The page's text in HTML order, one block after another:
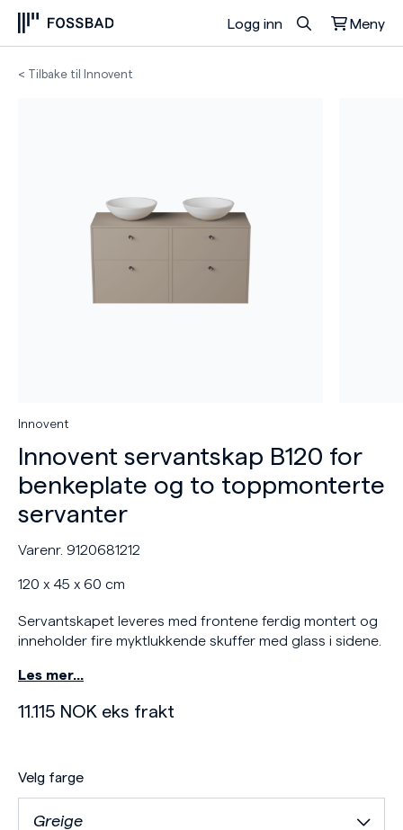
Logg inn Meny
Du har ingen produkter i handlekurven.
< Tilbake til Innovent
Innovent
Innovent servantskap B120 for
benkeplate og to toppmonterte
servanter
Varenr. 9120681212
120 x 45 x 60 cm
Servantskapet leveres med frontene ferdig montert og
inneholder fire myktlukkende skuffer med glass i sidene.
Les mer…
11.115 NOK eks frakt
Velg farge
Greige